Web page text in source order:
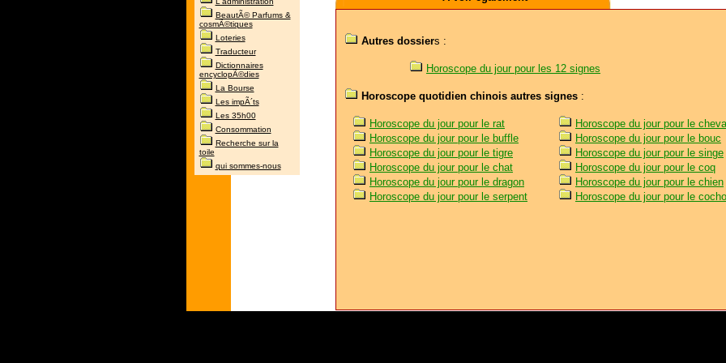
BeautÃ© Parfums &
cosmÃ©tiques
Loteries
Traducteur
Dictionnaires
encyclopÃ©dies
La Bourse
Les impÃ´ts
Les 35h00
Consommation
Recherche sur la
toile
qui sommes-nous
Autres dossiers :
Horoscope du jour pour les 12 signes
Horoscope quotidien chinois autres signes :
Horoscope du jour pour le rat
Horoscope du jour pour le buffle
Horoscope du jour pour le tigre
Horoscope du jour pour le chat
Horoscope du jour pour le dragon
Horoscope du jour pour le serpent
Horoscope du jour pour le
Horoscope du jour pour le bouc
Horoscope du jour pour le singe
Horoscope du jour pour le coq
Horoscope du jour pour le chien
Horoscope du jour pour le